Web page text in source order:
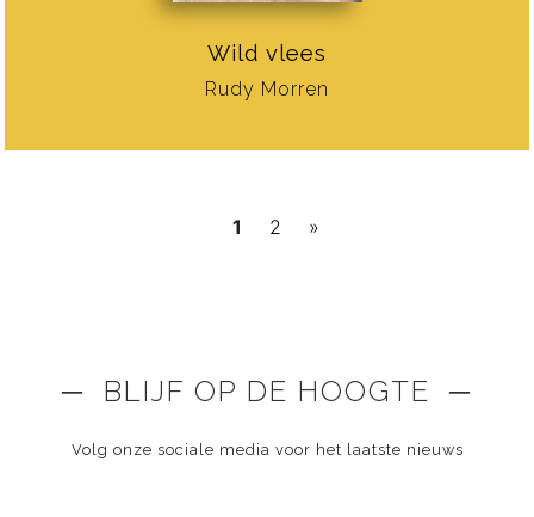
Wild vlees
Rudy Morren
1 2 »
─ BLIJF OP DE HOOGTE ─
Volg onze sociale media voor het laatste nieuws